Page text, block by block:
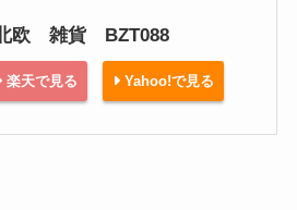
欧 雑貨 BZT088
楽天で見る Yahoo!で見る